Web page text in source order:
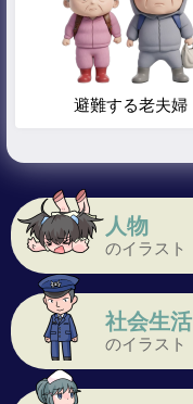
人物
のイラスト
社会生活
のイラスト
避難する老夫婦